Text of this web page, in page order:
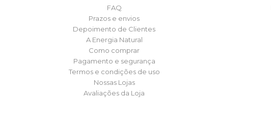
FAQ
Prazos e envios
Depoimento de Clientes
A Energia Natural
Como comprar
Pagamento e segurança
Termos e condições de uso
Nossas Lojas
Avaliações da Loja